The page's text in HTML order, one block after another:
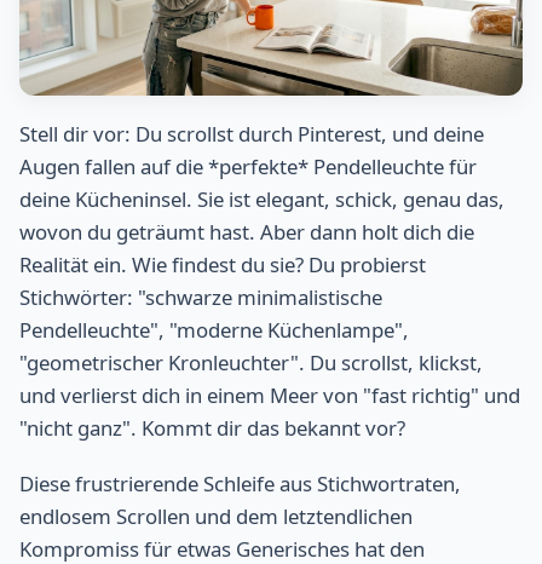
Stell dir vor: Du scrollst durch Pinterest, und deine
Augen fallen auf die *perfekte* Pendelleuchte für
deine Kücheninsel. Sie ist elegant, schick, genau das,
wovon du geträumt hast. Aber dann holt dich die
Realität ein. Wie findest du sie? Du probierst
Stichwörter: "schwarze minimalistische
Pendelleuchte", "moderne Küchenlampe",
"geometrischer Kronleuchter". Du scrollst, klickst,
und verlierst dich in einem Meer von "fast richtig" und
"nicht ganz". Kommt dir das bekannt vor?
Diese frustrierende Schleife aus Stichwortraten,
endlosem Scrollen und dem letztendlichen
Kompromiss für etwas Generisches hat den